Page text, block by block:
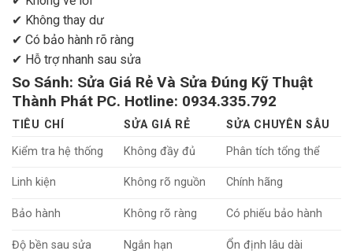
✔ Không thay dư
✔ Có bảo hành rõ ràng
✔ Hỗ trợ nhanh sau sửa
So Sánh: Sửa Giá Rẻ Và Sửa Đúng Kỹ Thuật
Thành Phát PC. Hotline: 0934.335.792
TIÊU CHÍ SỬA GIÁ RẺ
SỬA CHUYÊN SÂU
Kiểm tra hệ thống
Không đầy đủ Phân tích tổng thể
Linh kiện Không rõ nguồn Chính hãng
Bảo hành Không rõ ràng Có phiếu bảo hành
Độ bền sau sửa Ngắn hạn Ổn định lâu dài